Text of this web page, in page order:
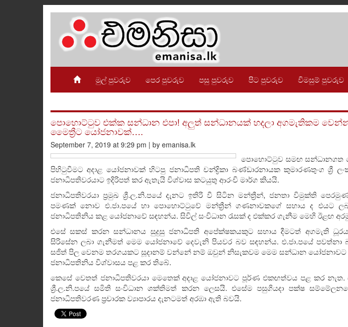
මුල් පුවරුව පෙර පුවරුව පසු පුවරුව පිට පුවරුව විමසුම් පුවරුව
පොහොට්ටුව එක්ක සන්ධාන එපා! අලුත් සන්ධානයක් හදලා අගමැතිකම
මෛත්‍රීට යෝජනාවක්….
September 7, 2019 at 9:29 pm | by emanisa.lk
පොහොට්ටුව සමඟ සන්ධානගත
පිහිටුවීමට අදාළ යෝජනාවක් හිටපු ජනාධිපති චන්ද්‍රිකා බණ්ඩාරනායක කුමාරණතුංග ශ්‍රී
ජනාධිපතිවරයාට ඉදිරිපත් කර ඇතැයි විශ්වාස කටයුතු ආරංචි මාර්ග කියයි.
ජනාධිපතිවරයා ප්‍රමුඛ ශ්‍රී.ල.නි.පයේ දැනට ඉතිරි වී සිටින මන්ත්‍රීන්, ජනතා විමුක්ති
පමණක් නොව එ.ජා.පයේ හා පොහොට්ටුවේ මන්ත්‍රීන් ගණනාවකගේ සහාය ද එයට
ජනාධිපතිනිය කළ යෝජනාවේ සඳහන්ය. සිවිල් සංවිධාන රැසක් ද එක්කර ගැනීම මෙහි ඊළඟ
එසේ සකස් කරන සන්ධානය සුදුසු ජනාධිපති අපේක්ෂකයකුට සහාය දීමටත් අගමැති
සිරිසේන ලබා ගැනීමත් මෙම යෝජනාවේ දෙවැනි පියවර බව සඳහන්ය. එ.ජා.පයේ
සජිත් පිල වෙනම තරගයකට සූදානම් වන්නේ නම් ඔවුන් නිසැකවම මෙම සන්ධාන
ජනාධිපතිනිය විශ්වාසය පළ කර තිබේ.
කෙසේ වෙතත් ජනාධිපතිවරයා මෙතෙක් අදාළ යෝජනාවට පූර්ණ එකඟත්වය පළ කර නැත.
ශ්‍රී.ල.නි.පයේ සමිති සංවිධාන ශක්තිමත් කරන ලෙසයි. එසේම පසුගියදා පක්ෂ
ජනාධිපතිවරණ ප්‍රචාරක ව්‍යාපාරය දැනටමත් අරඹා ඇති බවයි.